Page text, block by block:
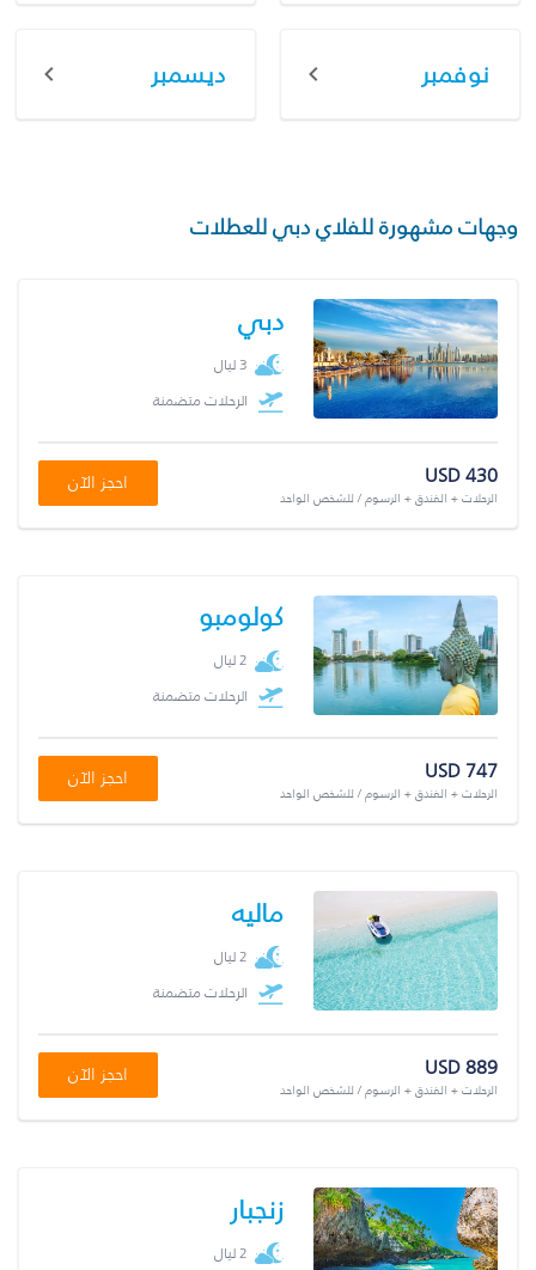
نوفمبر ديسمبر
وجهات مشهورة للفلاي دبي للعطلات
دبي
3 ليال
الرحلات متضمنة
USD 430
الرحلات + الفندق + الرسوم / للشخص الواحد
احجز الآن
كولومبو
2 ليال
الرحلات متضمنة
USD 747
الرحلات + الفندق + الرسوم / للشخص الواحد
احجز الآن
ماليه
2 ليال
الرحلات متضمنة
USD 889
الرحلات + الفندق + الرسوم / للشخص الواحد
احجز الآن
زنجبار
2 ليال